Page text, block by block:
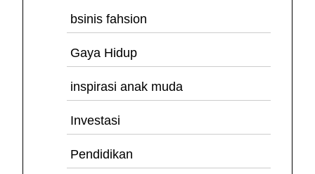
bsinis fahsion
Gaya Hidup
inspirasi anak muda
Investasi
Pendidikan